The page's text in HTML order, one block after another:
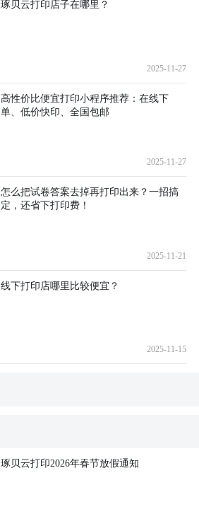
琢贝云打印店子在哪里？
2025-11-27
高性价比便宜打印小程序推荐：在线下
单、低价快印、全国包邮
2025-11-27
怎么把试卷答案去掉再打印出来？一招搞
定，还省下打印费！
2025-11-21
线下打印店哪里比较便宜？
2025-11-15
琢贝云打印2026年春节放假通知